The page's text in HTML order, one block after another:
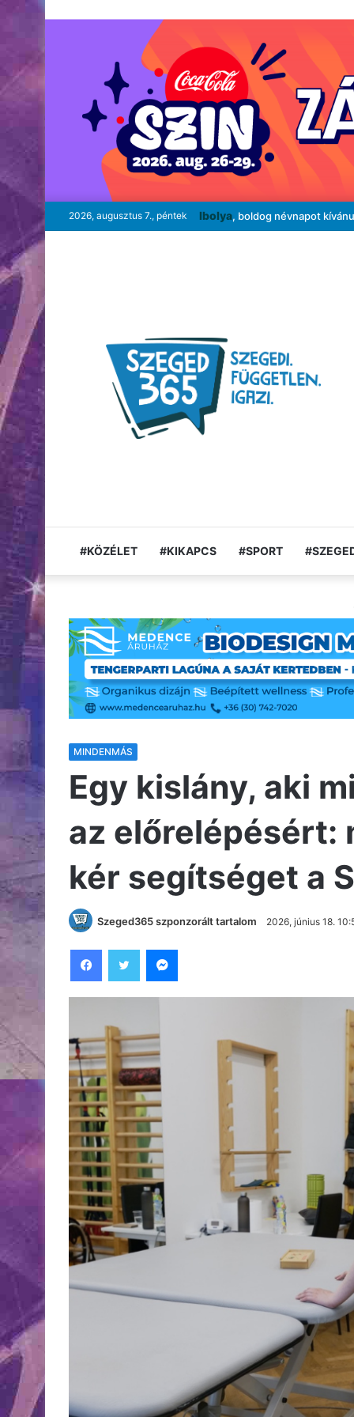
2026, augusztus 7., péntek Ibolya, boldog névnapot
#KÖZÉLET #KIKAPCS #SPORT
MINDENMÁS
Egy kislány, aki
az előrelépésért:
kér segítséget a
Szeged365 szponzorált tartalom 2026, június 18.